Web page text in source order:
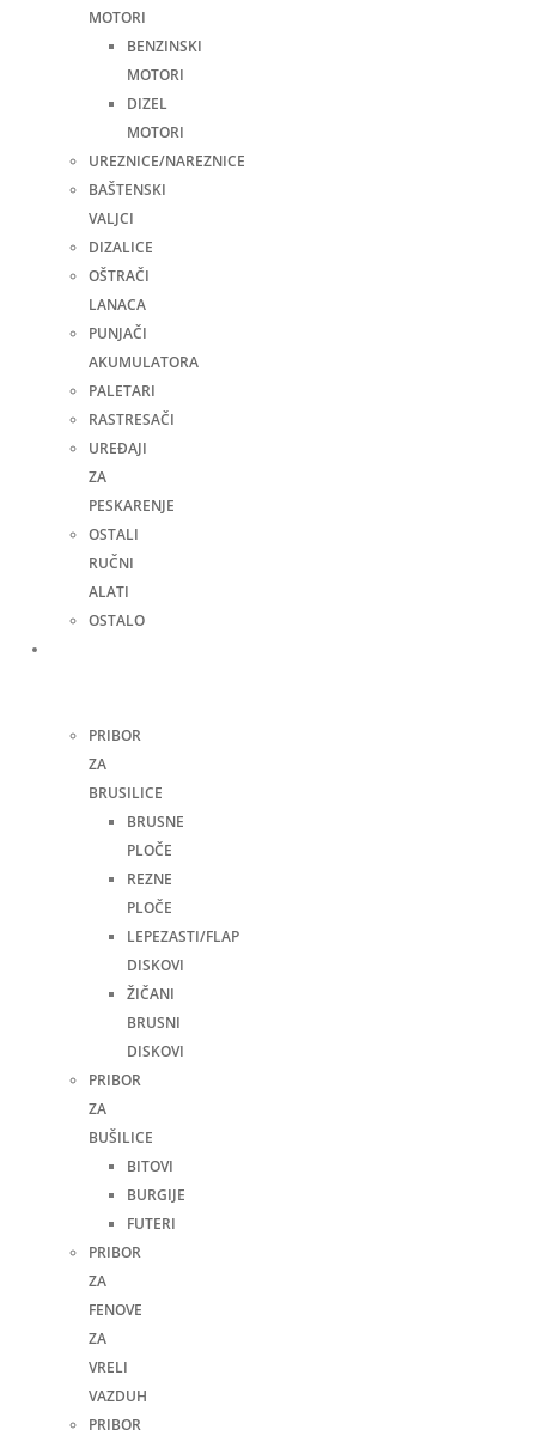
MOTORI
BENZINSKI
MOTORI
DIZEL
MOTORI
UREZNICE/NAREZNICE
BAŠTENSKI
VALJCI
DIZALICE
OŠTRAČI
LANACA
PUNJAČI
AKUMULATORA
PALETARI
RASTRESAČI
UREĐAJI
ZA
PESKARENJE
OSTALI
RUČNI
ALATI
OSTALO
PRIBOR
ZA
BRUSILICE
BRUSNE
PLOČE
REZNE
PLOČE
LEPEZASTI/FLAP
DISKOVI
ŽIČANI
BRUSNI
DISKOVI
PRIBOR
ZA
BUŠILICE
BITOVI
BURGIJE
FUTERI
PRIBOR
ZA
FENOVE
ZA
VRELI
VAZDUH
PRIBOR